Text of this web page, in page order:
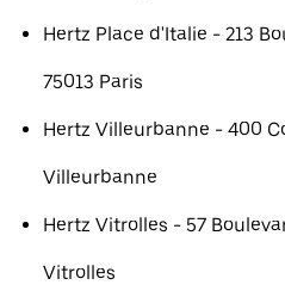
Hertz Place d'Italie - 213
75013 Paris
Hertz Villeurbanne - 400
Villeurbanne
Hertz Vitrolles - 57
Vitrolles